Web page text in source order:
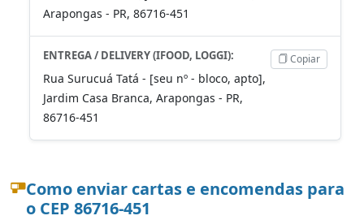
Arapongas - PR, 86716-451
ENTREGA / DELIVERY (IFOOD, LOGGI):
Rua Surucuá Tatá - [seu nº - bloco, apto],
Jardim Casa Branca, Arapongas - PR,
86716-451
Copiar
Como enviar cartas e encomendas para
o CEP 86716-451